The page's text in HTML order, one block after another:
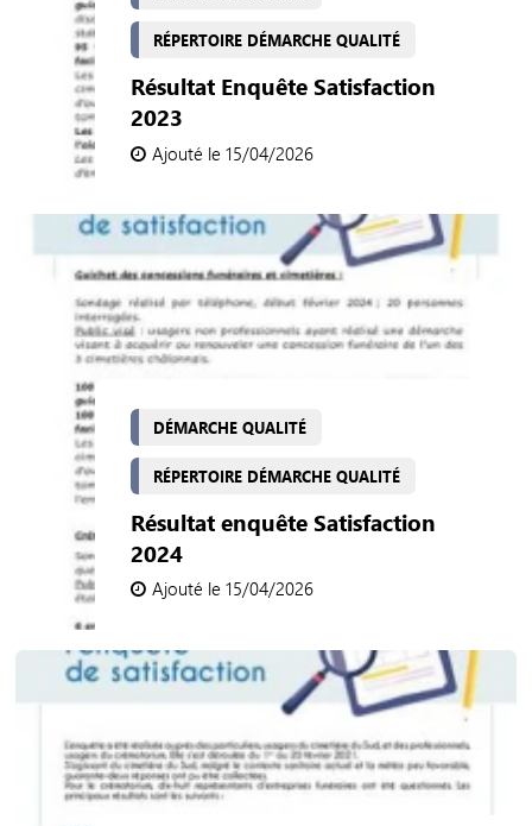
RÉPERTOIRE DÉMARCHE QUALITÉ
Résultat Enquête Satisfaction
2023
Ajouté le 15/04/2026
DÉMARCHE QUALITÉ
RÉPERTOIRE DÉMARCHE QUALITÉ
Résultat enquête Satisfaction
2024
Ajouté le 15/04/2026